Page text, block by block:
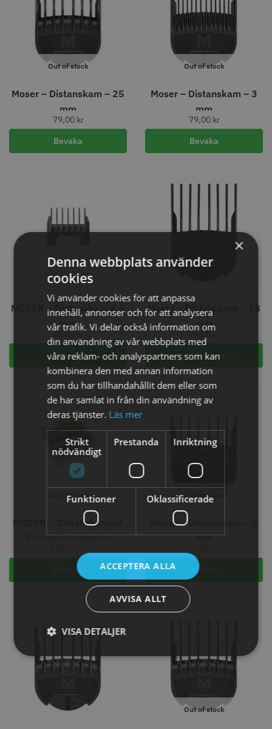
Out of stock
Moser – Distanskam – 25
mm
79,00 kr
Bevaka
Out of stock
Moser – Distanskam – 3
mm
79,00 kr
Bevaka
Out of stock
MOSER – Distanskam 4.5
mm
69,00kr
Bevaka
Moser – Distanskam – 18
mm
79,00kr
Lägg till i varukorg
Out of stock
MOSER – Distanskamset
8 st i ställ – rostfria
Bevaka
Out of stock
Moser – Distanskam – 6
mm
Bevaka
Out of stock
Jaguar Klippkam 500
49.00 kr
Info Köp
Kyone Ultima Hårtrimmer
1499.00 kr
Info Köp
Comair toppapper vikta - 70 mm
x 50 mm - 500 st
59.00 kr
Info Köp
STORSÄLJARE
Jaguar Pre Style Relax Slice 5.5
Info
299.00 kr
STORSÄLJARE
Jaguar saxolja
29.00 kr
Köp
699.00 kr
×
Denna webbplats använder
cookies
Vi använder cookies för att anpassa
innehåll, annonser och för att analysera
vår trafik. Vi delar också information om
din användning av vår webbplats med
våra reklam- och analyspartners som kan
kombinera den med annan information
som du har tillhandahållit dem eller som
de har samlat in från din användning av
deras tjänster. Läs mer
Strikt
nödvändigt
Prestanda Inriktning
Funktioner Oklassificerade
ACCEPTERA ALLA
AVVISA ALLT
VISA DETALJER